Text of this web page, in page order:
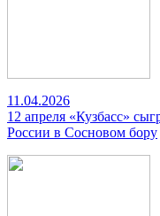
11.04.2026
12 апреля «Кузбасс»
России в Сосновом бору